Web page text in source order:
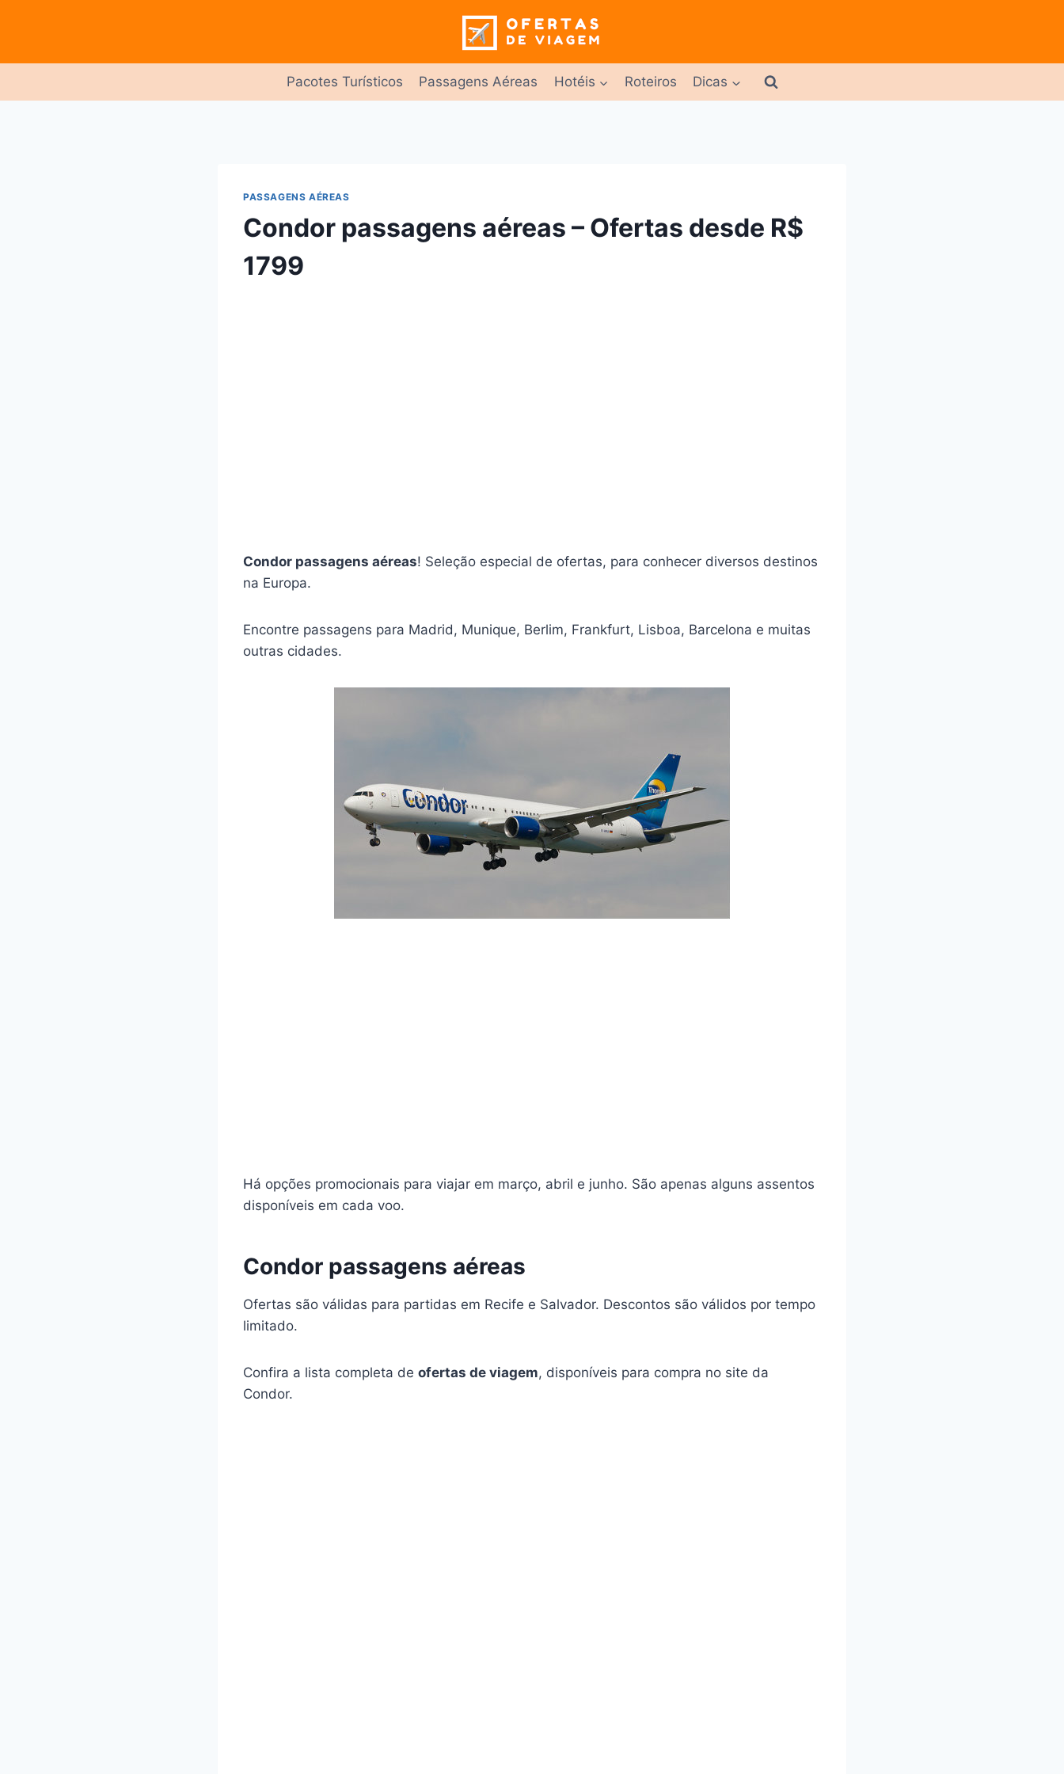
Pacotes Turísticos Passagens Aéreas Hotéis Roteiros Dicas
PASSAGENS AÉREAS
Condor passagens aéreas – Ofertas desde R$
1799
Condor passagens aéreas! Seleção especial de ofertas, para conhecer diversos destinos
na Europa.
Encontre passagens para Madrid, Munique, Berlim, Frankfurt, Lisboa, Barcelona e muitas
outras cidades.
Há opções promocionais para viajar em março, abril e junho. São apenas alguns assentos
disponíveis em cada voo.
Condor passagens aéreas
Ofertas são válidas para partidas em Recife e Salvador. Descontos são válidos por tempo
limitado.
Confira a lista completa de ofertas de viagem, disponíveis para compra no site da
Condor.